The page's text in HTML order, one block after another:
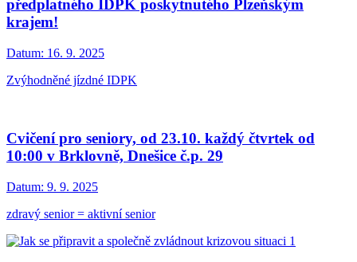
předplatného IDPK poskytnutého Plzeňským
krajem!
Datum: 16. 9. 2025
Zvýhodněné jízdné IDPK
Cvičení pro seniory, od 23.10. každý čtvrtek od
10:00 v Brklovně, Dnešice č.p. 29
Datum: 9. 9. 2025
zdravý senior = aktivní senior